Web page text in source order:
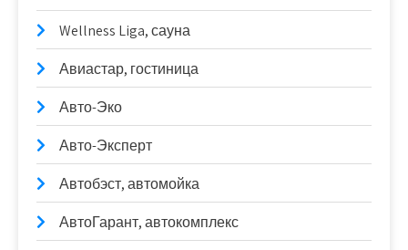
Wellness Liga, сауна
Авиастар, гостиница
Авто-Эко
Авто-Эксперт
Автобэст, автомойка
АвтоГарант, автокомплекс